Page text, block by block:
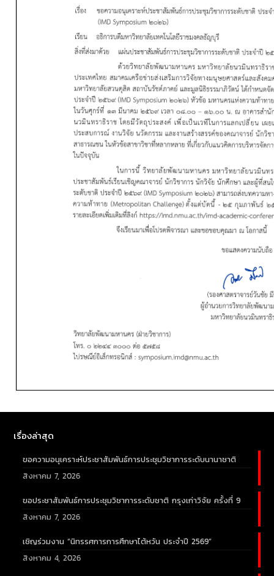
เรื่องล่าสุด
ขอความอนุเคราะห์ประชาสัมพันธ์การประชุมวิชาการระดับนานาชาติ
สิงหาคม 7, 2026
ขอประชาสัมพันธ์การประชุมวิชาการระดับชาติ กรุงเก่าวิจัย ครั้งที่ 9
สิงหาคม 7, 2026
เชิญร่วมงาน “นิทรรศการการศึกษาไต้หวัน ประจำปี 2569”
สิงหาคม 4, 2026